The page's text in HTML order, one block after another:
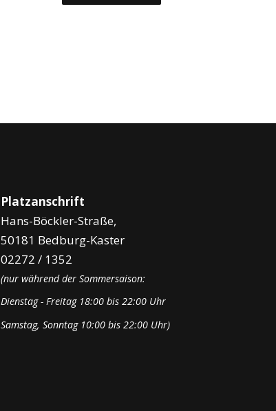
Platzanschrift
Hans-Böckler-Straße,
50181 Bedburg-Kaster
02272 / 1352
(nur während der Sommersaison:
Dienstag - Freitag 18:00 bis 22:00 Uhr
Samstag, Sonntag 10:00 bis 22:00 Uhr)